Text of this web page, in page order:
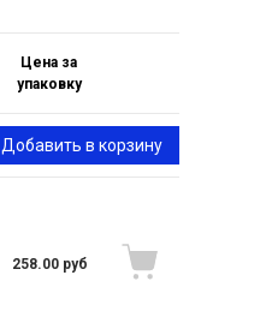
Цена за
упаковку
Добавить в корзину
258.00 руб